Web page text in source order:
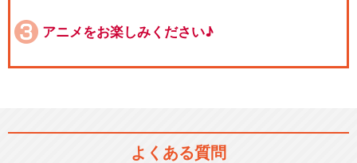
アニメをお楽しみください♪
よくある質問